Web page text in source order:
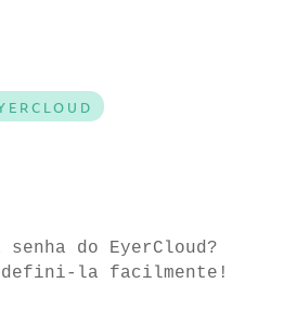
senha do EyerCloud?
la facilmente!